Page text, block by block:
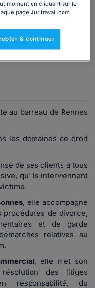
à 21h du lundi au
au barreau de Rennes
les domaines de droit
de ses clients à tous
qu'ils interviennent
, elle accompagne
procédures de divorce,
et de garde
relatives au
, elle met son
des litiges
responsabilité, du
moment en cliquant sur le
page Juritravail.com
& continuer